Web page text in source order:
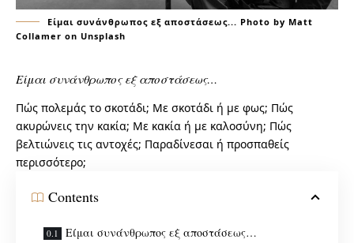
Είμαι συνάνθρωπος εξ αποστάσεως... Photo by Matt
Collamer on Unsplash
Είμαι συνάνθρωπος εξ αποστάσεως…
Πώς πολεμάς το σκοτάδι; Με σκοτάδι ή με φως; Πώς
ακυρώνεις την κακία; Με κακία ή με καλοσύνη; Πώς
βελτιώνεις τις αντοχές; Παραδίνεσαι ή προσπαθείς
περισσότερο;
Contents
Είμαι συνάνθρωπος εξ αποστάσεως…